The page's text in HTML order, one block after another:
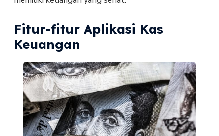
Fitur-fitur Aplikasi Kas
Keuangan